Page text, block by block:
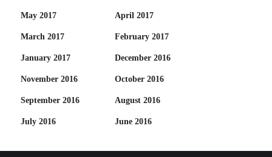
May 2017 April 2017
March 2017 February 2017
January 2017 December 2016
November 2016 October 2016
September 2016 August 2016
July 2016 June 2016